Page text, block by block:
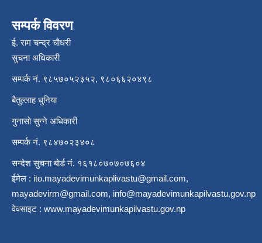
सम्पर्क विवरण
ई. राम चन्द्र चाैधरी
सुचना अधिकारी
सम्पर्क नं. ९८५७०५२३५२, ९८०६६२०४९८
बैतुल्लाह धुनिया
गुनासाे सुन्ने अधिकारी
सम्पर्क नं. ९८४७०२३४०८
सन्देश सुचना बाेर्ड नं. १६१८०७०७०७६०४
ईमेल : ito.mayadevimunkaplivastu@gmail.com,
mayadevirm@gmail.com, info@mayadevimunkapilvastu.gov.np
वेवसाइट : www.mayadevimunkapilvastu.gov.np